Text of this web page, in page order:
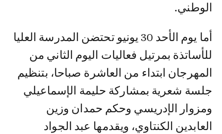
الوطني.
أما يوم الأحد 30 يونيو تحتضن المدرسة العليا
للأساتذة بمرتيل فعاليات اليوم الثاني من
المهرجان ابتداء من العاشرة صباحا، بتنظيم
جلسة شعرية بمشاركة حليمة الإسماعيلي
ومزوار الإدريسي وحكم حمدان وزين
العابدين الكنتاوي، ويقدمها عبد الجواد